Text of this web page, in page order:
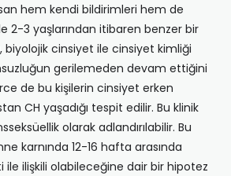
hem kendi bildirimleri hem de
2-3 yaşlarından itibaren benzer bir
cinsiyet ile cinsiyet kimliği
gerilemeden devam ettiğini
de bu kişilerin cinsiyet erken
CH yaşadığı tespit edilir. Bu klinik
olarak adlandırılabilir. Bu
karnında 12-16 hafta arasında
ilişkili olabileceğine dair bir hipotez